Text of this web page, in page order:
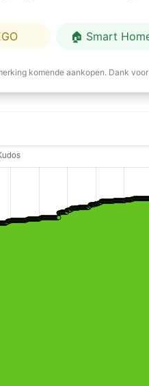
🏠 Smart
komende aankopen. Dank